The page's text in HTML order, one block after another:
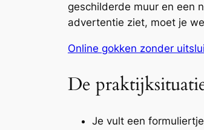
geschilderde muur en een
advertentie ziet, moet je
Online gokken zonder
De
Je vult een